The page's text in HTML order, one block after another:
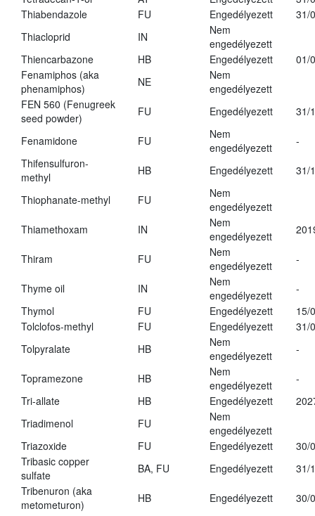
Thiabendazole
FU Engedélyezett
31/
Thiacloprid
IN
Nem
engedélyezett
Thiencarbazone
HB Engedélyezett
01/
Fenamiphos (aka
phenamiphos)
NE
Nem
engedélyezett
FEN 560 (Fenugreek
seed powder)
FU Engedélyezett 31/
Fenamidone FU
Nem
engedélyezett
-
Thifensulfuron-
methyl
HB Engedélyezett 31/
Thiophanate-methyl FU
Nem
engedélyezett
Thiamethoxam
IN
Nem
engedélyezett
Thiram FU
Nem
engedélyezett
-
Thyme oil IN
Nem
engedélyezett
-
Thymol
FU Engedélyezett
15/
Tolclofos-methyl
FU Engedélyezett
31/
Tolpyralate
HB
Nem
engedélyezett
-
Topramezone HB
Nem
engedélyezett
-
Tri-allate
HB Engedélyezett
Triadimenol
FU
Nem
engedélyezett
Triazoxide
FU Engedélyezett
30/
Tribasic copper
sulfate
BA, FU Engedélyezett
31/
Tribenuron (aka
metometuron)
HB Engedélyezett
30/